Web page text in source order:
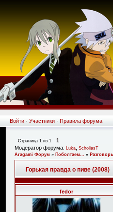
Войти · Участники · Правила форума
Страница 1 из 1
1
Модератор форума: Luka ScholiasT
Aragami Форум » Поболтаем... »
Горькая правда о пиве (2008)
fedor